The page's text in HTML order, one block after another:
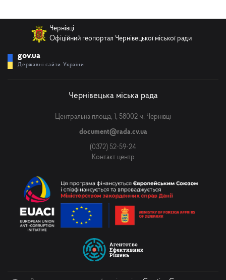
Чернівці
Офіційний геопортал Чернівецької міської ради
gov.ua
Державні сайти України
Чернівецька міська рада
Центральна площа, 1, 58002 м. Чернівці
document@rada.cv.ua
(0372) 52-59-24
Контакт центр